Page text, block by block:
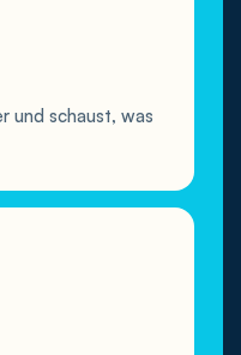
und schaust, was